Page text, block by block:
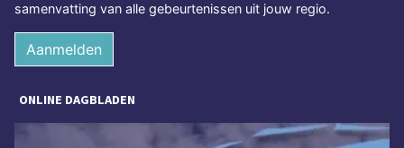
samenvatting van alle gebeurtenissen uit jouw regio.
Aanmelden
ONLINE DAGBLADEN